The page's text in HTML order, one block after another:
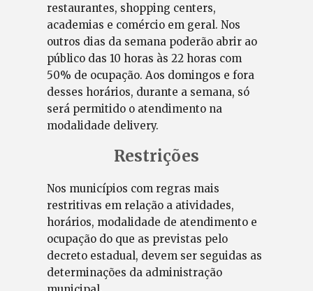
restaurantes, shopping centers,
academias e comércio em geral. Nos
outros dias da semana poderão abrir ao
público das 10 horas às 22 horas com
50% de ocupação. Aos domingos e fora
desses horários, durante a semana, só
será permitido o atendimento na
modalidade delivery.
Restrições
Nos municípios com regras mais
restritivas em relação a atividades,
horários, modalidade de atendimento e
ocupação do que as previstas pelo
decreto estadual, devem ser seguidas as
determinações da administração